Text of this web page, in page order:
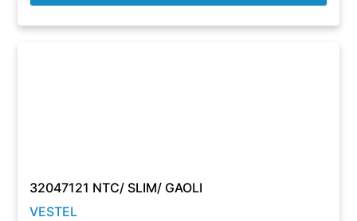
32047121 NTC/ SLIM/ GAOLI
VESTEL